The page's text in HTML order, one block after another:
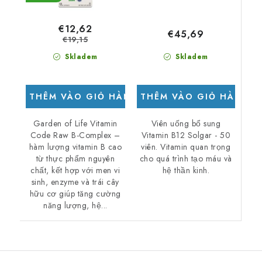
Skladem
€12,62
€19,15
THÊM VÀO GIỎ HÀNG
Garden of Life Vitamin
Code Raw B-Complex –
hàm lượng vitamin B cao
từ thực phẩm nguyên
chất, kết hợp với men vi
sinh, enzyme và trái cây
hữu cơ giúp tăng cường
năng lượng, hệ...
Skladem
€45,69
THÊM VÀO GIỎ HÀNG
Viên uống bổ sung
Vitamin B12 Solgar - 50
viên. Vitamin quan trọng
cho quá trình tạo máu và
hệ thần kinh.